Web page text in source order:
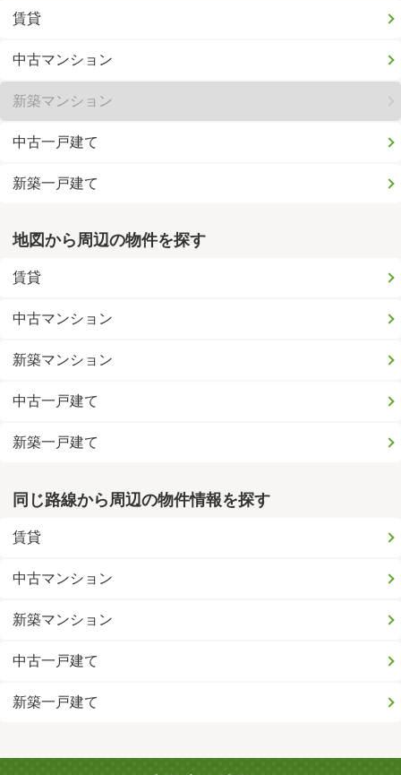
賃貸
中古マンション
新築マンション
中古一戸建て
新築一戸建て
地図から周辺の物件を探す
賃貸
中古マンション
新築マンション
中古一戸建て
新築一戸建て
同じ路線から周辺の物件情報を探す
賃貸
中古マンション
新築マンション
中古一戸建て
新築一戸建て